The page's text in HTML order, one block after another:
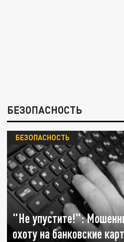
БЕЗОПАСНОСТЬ
"Не yпустите!":
охоту на банковские
БЕЗОПАСНОСТЬ